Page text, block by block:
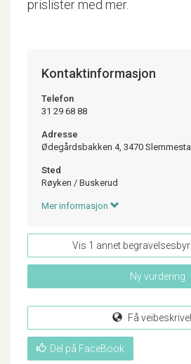
prislister med mer.
Kontaktinformasjon
Telefon
31 29 68 88
Adresse
Ødegårdsbakken 4, 3470
Sted
Røyken / Buskerud
Mer informasjon
Vis 1 annet
Ny vurdering
Få
Del på FaceBook